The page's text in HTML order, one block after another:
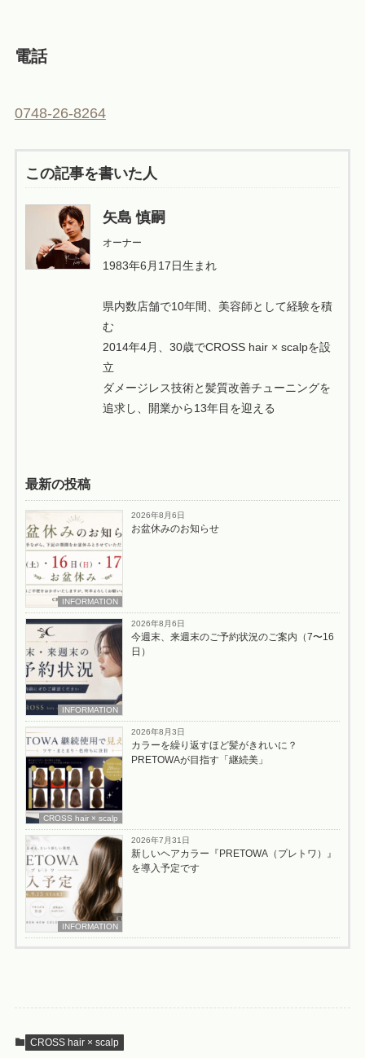
電話
0748-26-8264
この記事を書いた人
矢島 慎嗣
オーナー
1983年6月17日生まれ
県内数店舗で10年間、美容師として経験を積
む
2014年4月、30歳でCROSS hair × scalpを設
立
ダメージレス技術と髪質改善チューニングを
追求し、開業から13年目を迎える
最新の投稿
INFORMATION
2026年8月6日
お盆休みのお知らせ
INFORMATION
2026年8月6日
今週末、来週末のご予約状況のご案内（7〜16
日）
CROSS hair × scalp
2026年8月3日
カラーを繰り返すほど髪がきれいに？
PRETOWAが目指す「継続美」
INFORMATION
2026年7月31日
新しいヘアカラー『PRETOWA（プレトワ）』
を導入予定です
CROSS hair × scalp